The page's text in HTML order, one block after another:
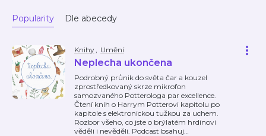
Popularity Dle abecedy
Knihy, Umění
Neplecha ukončena
Podrobný průnik do světa čar a kouzel
zprostředkovaný skrze mikrofon
samozvaného Potterologa par excellence.
Čtení knih o Harrym Potterovi kapitolu po
kapitole s elektronickou tužkou za uchem.
Rozbor všeho, co jste o brýlatém hrdinovi
věděli i nevěděli. Podcast bsahuj…